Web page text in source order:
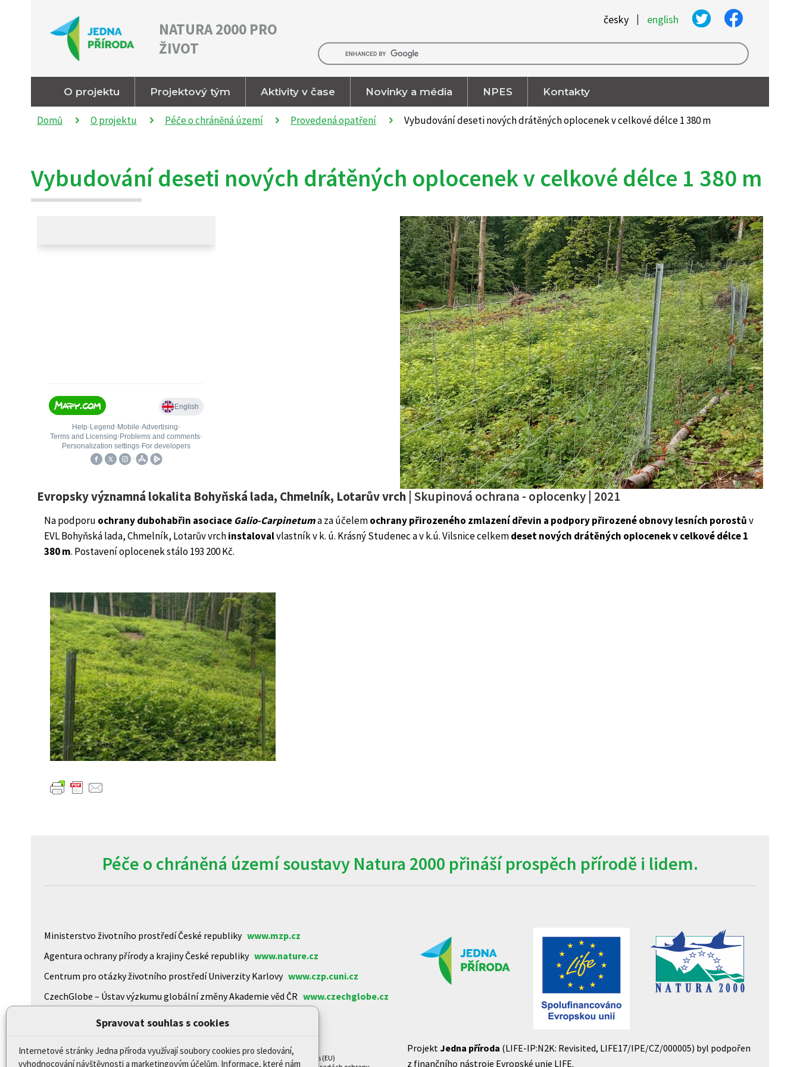
Spravovat souhlas s cookies
Internetové stránky Jedna příroda využívají soubory cookies pro sledování,
vyhodnocování návštěvnosti a marketingovým účelům. Informace, které nám
NATURA 2000 PRO
ŽIVOT
česky | english
O projektu Projektový tým Aktivity v čase Novinky a média NPES Kontakty
Domů O projektu Péče o chráněná území Provedená opatření Vybudování deseti nových drátěných oplocenek v celkové délce 1 380 m
Vybudování deseti nových drátěných oplocenek v celkové délce 1 380 m
Evropsky významná lokalita Bohyňská lada, Chmelník, Lotarův vrch | Skupinová ochrana - oplocenky | 2021
Na podporu ochrany dubohabřin asociace Galio-Carpinetuma za účelemochrany přirozeného zmlazení dřevin a podpory přirozené obnovy lesních porostův
EVL Bohyňská lada, Chmelník, Lotarův vrchinstalovalvlastník v k. ú. Krásný Studenec a v k.ú. Vilsnice celkemdeset nových drátěných oplocenek v celkové délce 1
380 m. Postavení oplocenek stálo 193 200 Kč.
Péče o chráněná území soustavy Natura 2000 přináší prospěch přírodě i lidem.
Ministerstvo životního prostředí České republiky www.mzp.cz
Agentura ochrany přírody a krajiny České republiky www.nature.cz
Centrum pro otázky životního prostředí Univerzity Karlovy www.czp.cuni.cz
CzechGlobe – Ústav výzkumu globální změny Akademie věd ČR www.czechglobe.cz
Biologické centrum AV ČR, v.v.i www.upb.cas.cz/
Prohlášení o přístupnosti
Zásady cookies (EU)
ProjektJedna příroda (LIFE-IP:N2K: Revisited, LIFE17/IPE/CZ/000005) byl podpořen
z finančního nástroje Evropské unie LIFE.